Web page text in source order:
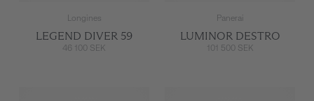
Longines
LEGEND DIVER 59
46 100 SEK
Panerai
LUMINOR DESTRO
101 500 SEK